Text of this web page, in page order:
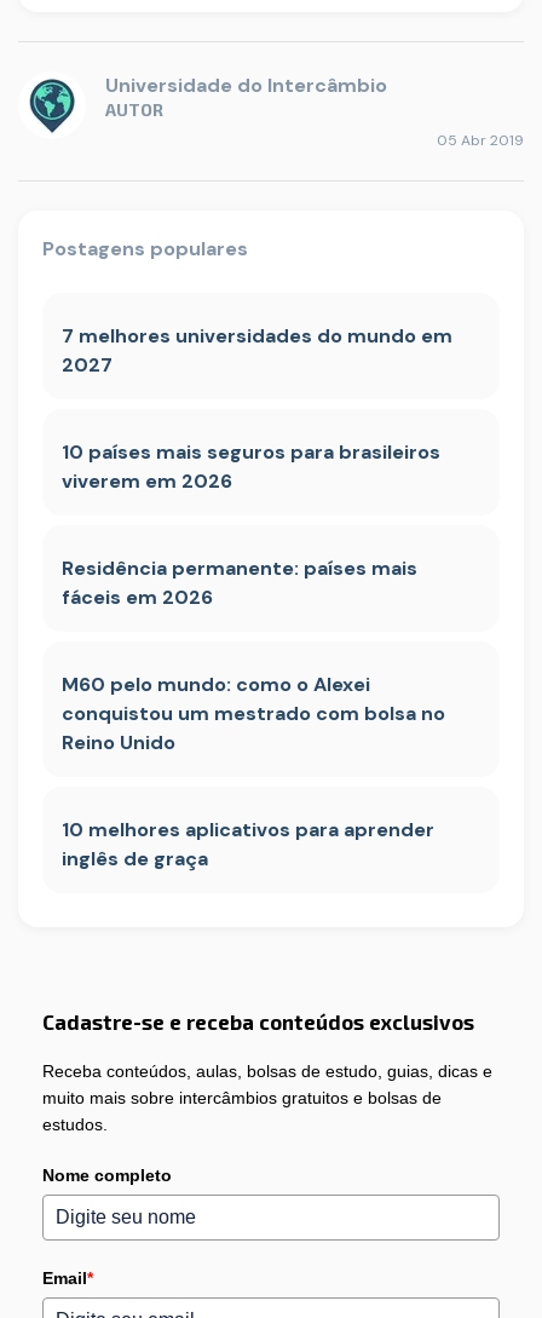
Universidade do Intercâmbio
AUTOR
05 Abr 2019
Postagens populares
7 melhores universidades do mundo em
2027
10 países mais seguros para brasileiros
viverem em 2026
Residência permanente: países mais
fáceis em 2026
M60 pelo mundo: como o Alexei
conquistou um mestrado com bolsa no
Reino Unido
10 melhores aplicativos para aprender
inglês de graça
Cadastre-se e receba conteúdos exclusivos
Receba conteúdos, aulas, bolsas de estudo, guias, dicas e
muito mais sobre intercâmbios gratuitos e bolsas de
estudos.
Nome completo
Email*